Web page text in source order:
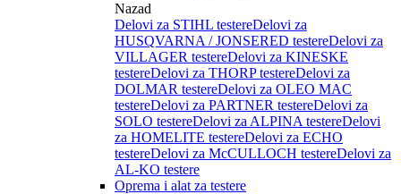
Nazad
Delovi za STIHL testereDelovi za
HUSQVARNA / JONSERED testereDelovi za
VILLAGER testereDelovi za KINESKE
testereDelovi za THORP testereDelovi za
DOLMAR testereDelovi za OLEO MAC
testereDelovi za PARTNER testereDelovi za
SOLO testereDelovi za ALPINA testereDelovi
za HOMELITE testereDelovi za ECHO
testereDelovi za McCULLOCH testereDelovi za
AL-KO testere
Oprema i alat za testere